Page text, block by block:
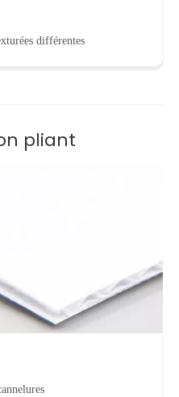
différentes
pliant